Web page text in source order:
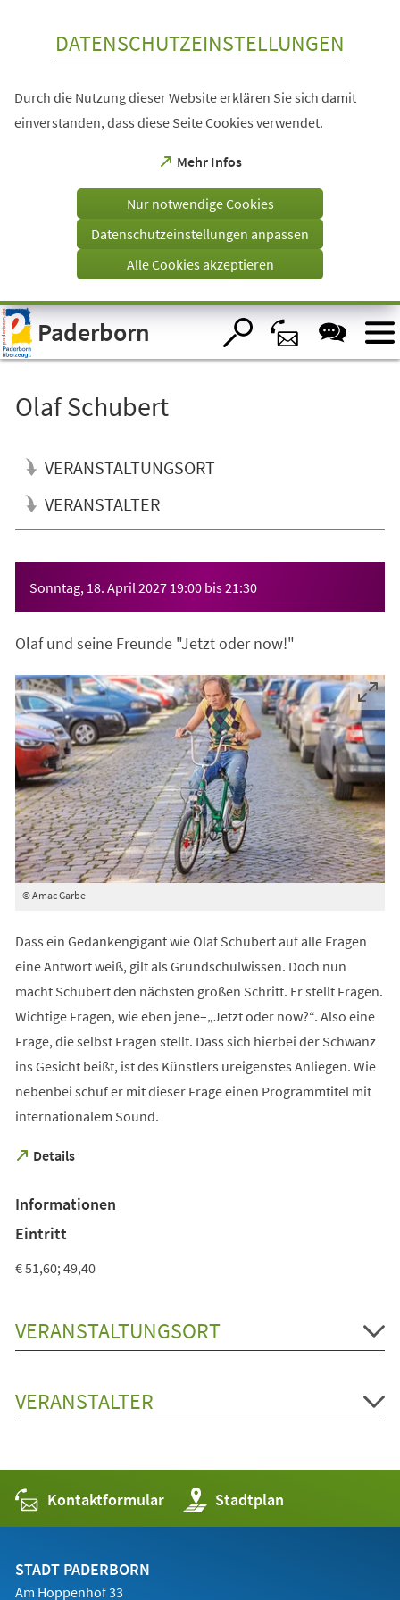
Visuelle
Assistenzsoftware
öffnen.
DATENSCHUTZEINSTELLUNGEN
Durch die Nutzung dieser Website erklären Sie sich damit
einverstanden, dass diese Seite Cookies verwendet.
Mehr Infos
(Öffnet
einem
Tab)
Nur notwendige Cookies
Datenschutzeinstellungen anpassen
Alle Cookies akzeptieren
Paderborn
Olaf Schubert
VERANSTALTUNGSORT
VERANSTALTER
Sonntag, 18. April 2027 19:00 bis21:30
Olaf und seine Freunde "Jetzt oder now!"
© Amac Garbe
Dass ein Gedankengigant wie Olaf Schubert auf alle Fragen
eine Antwort weiß, gilt als Grundschulwissen. Doch nun
macht Schubert den nächsten großen Schritt. Er stellt Fragen.
Wichtige Fragen, wie eben jene–„Jetzt oder now?“. Also eine
Frage, die selbst Fragen stellt. Dass sich hierbei der Schwanz
ins Gesicht beißt, ist des Künstlers ureigenstes Anliegen. Wie
nebenbei schuf er mit dieser Frage einen Programmtitel mit
internationalem Sound.
Details
(Öffnet
neuen
Tab)
Informationen
Eintritt
€ 51,60; 49,40
VERANSTALTUNGSORT
VERANSTALTER
Kontaktformular Stadtplan
(Öffnet
in
einem
STADT PADERBORN
Am Hoppenhof 33